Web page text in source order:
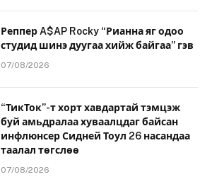
Реппер A$AP Rocky “Рианна яг одоо
студид шинэ дуугаа хийж байгаа” гэв
07/08/2026
“ТикТок”-т хорт хавдартай тэмцэж
буй амьдралаа хуваалцдаг байсан
инфлюнсер Сидней Тоул 26 насандаа
таалал төгслөө
07/08/2026